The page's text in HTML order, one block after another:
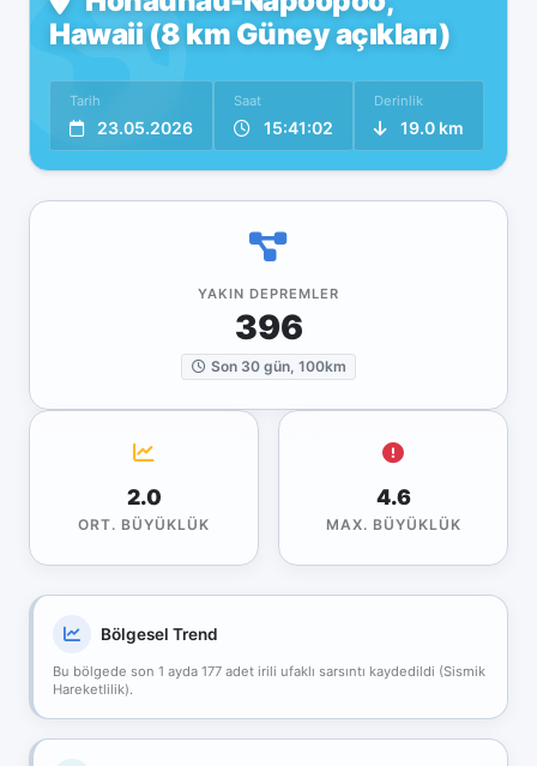
Hawaii (8 km Güney açıkları)
Tarih
23.05.2026
Saat
15:41:02
Derinlik
19.0 km
YAKIN DEPREMLER
396
Son 30 gün, 100km
2.0
ORT. BÜYÜKLÜK
4.6
MAX. BÜYÜKLÜK
Bölgesel Trend
Bu bölgede son 1 ayda 177 adet irili ufaklı sarsıntı kaydedildi (Sismik
Hareketlilik).